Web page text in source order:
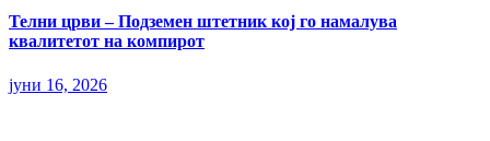
Телни црви – Подземен штетник кој го намалува
квалитетот на компирот
јуни 16, 2026